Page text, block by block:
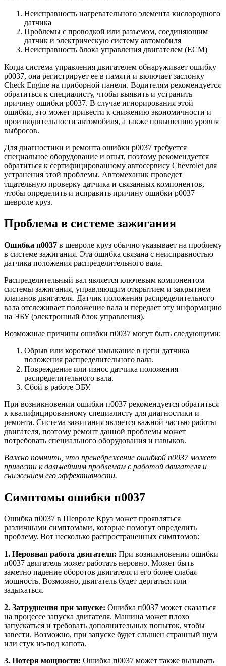
Неисправность нагревательного элемента кислородного
датчика
Проблемы с проводкой или разъемом, соединяющим
датчик и электрическую систему автомобиля
Неисправность блока управления двигателем (ECM)
Когда система управления двигателем обнаруживает ошибку
p0037, она регистрирует ее в памяти и включает заслонку
Check Engine на приборной панели. Водителям рекомендуется
обратиться к специалисту, чтобы выявить и устранить
причину ошибки p0037. В случае игнорирования этой
ошибки, это может привести к снижению экономичности и
производительности автомобиля, а также повышению уровня
выбросов.
Для диагностики и ремонта ошибки p0037 требуется
специальное оборудование и опыт, поэтому рекомендуется
обратиться к сертифицированному автосервису Chevrolet для
устранения этой проблемы. Автомеханик проведет
тщательную проверку датчика и связанных компонентов,
чтобы определить и исправить причину ошибки p0037
шевроле круз.
Проблема в системе зажигания
Ошибка п0037 в шевроле круз обычно указывает на проблему
в системе зажигания. Эта ошибка связана с неисправностью
датчика положения распределительного вала.
Распределительный вал является ключевым компонентом
системы зажигания, управляющим открытием и закрытием
клапанов двигателя. Датчик положения распределительного
вала отслеживает положение вала и передает эту информацию
на ЭБУ (электронный блок управления).
Возможные причины ошибки п0037 могут быть следующими:
Обрыв или короткое замыкание в цепи датчика
положения распределительного вала.
Повреждение или износ датчика положения
распределительного вала.
Сбой в работе ЭБУ.
При возникновении ошибки п0037 рекомендуется обратиться
к квалифицированному специалисту для диагностики и
ремонта. Система зажигания является важной частью работы
двигателя, поэтому ремонт данной проблемы может
потребовать специального оборудования и навыков.
Важно помнить, что пренебрежение ошибкой п0037 может
привести к дальнейшим проблемам с работой двигателя и
снижением его эффективности.
Симптомы ошибки п0037
Ошибка п0037 в Шевроле Круз может проявляться
различными симптомами, которые помогут определить
проблему. Вот несколько распространенных симптомов:
1. Неровная работа двигателя: При возникновении ошибки
п0037 двигатель может работать неровно. Может быть
заметно падение оборотов двигателя и его более слабая
мощность. Возможно, двигатель будет дергаться или
задыхаться.
2. Затруднения при запуске: Ошибка п0037 может сказаться
на процессе запуска двигателя. Машина может плохо
запускаться и требовать дополнительных попыток, чтобы
завести. Возможно, при запуске будет слышен странный шум
или стук из-под капота.
3. Потеря мощности: Ошибка п0037 может также вызывать